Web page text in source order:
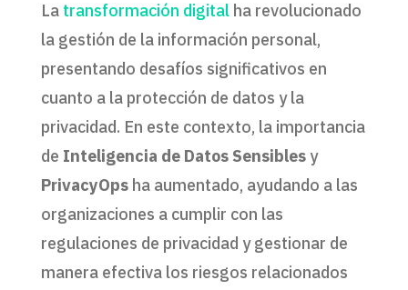
La transformación digitalha revolucionado
la gestión de la información personal,
presentando desafíos significativos en
cuanto a la protección de datos y la
privacidad. En este contexto, la importancia
de Inteligencia de Datos Sensiblesy
PrivacyOpsha aumentado, ayudando a las
organizaciones a cumplir con las
regulaciones de privacidad y gestionar de
manera efectiva los riesgos relacionados